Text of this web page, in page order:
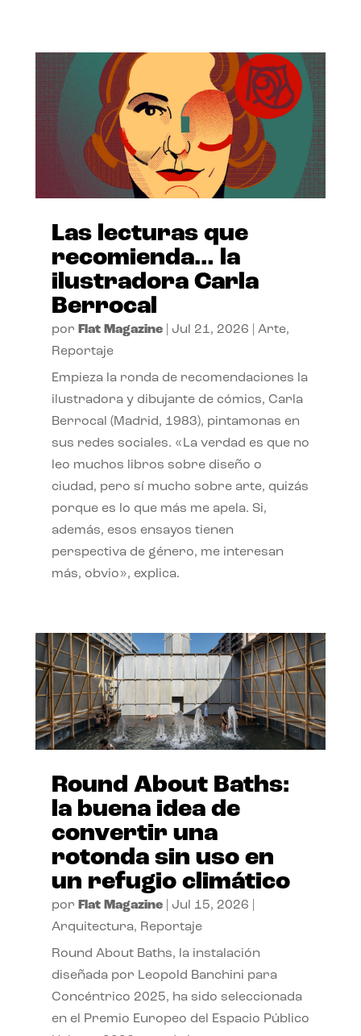
Las lecturas que
recomienda… la
ilustradora Carla
Berrocal
por Flat Magazine| Jul 21, 2026 Arte,
Reportaje
Empieza la ronda de recomendaciones la
ilustradora y dibujante de cómics, Carla
Berrocal (Madrid, 1983), pintamonas en
sus redes sociales. «La verdad es que no
leo muchos libros sobre diseño o
ciudad, pero sí mucho sobre arte, quizás
porque es lo que más me apela. Si,
además, esos ensayos tienen
perspectiva de género, me interesan
más, obvio», explica.
Round About Baths:
la buena idea de
convertir una
rotonda sin uso en
un refugio climático
por Flat Magazine| Jul 15, 2026
Arquitectura, Reportaje
Round About Baths, la instalación
diseñada por Leopold Banchini para
Concéntrico 2025, ha sido seleccionada
en el Premio Europeo del Espacio Público